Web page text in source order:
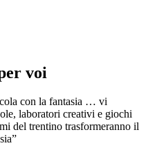
voi
con la fantasia … vi
laboratori creativi e giochi
del trentino trasformeranno il